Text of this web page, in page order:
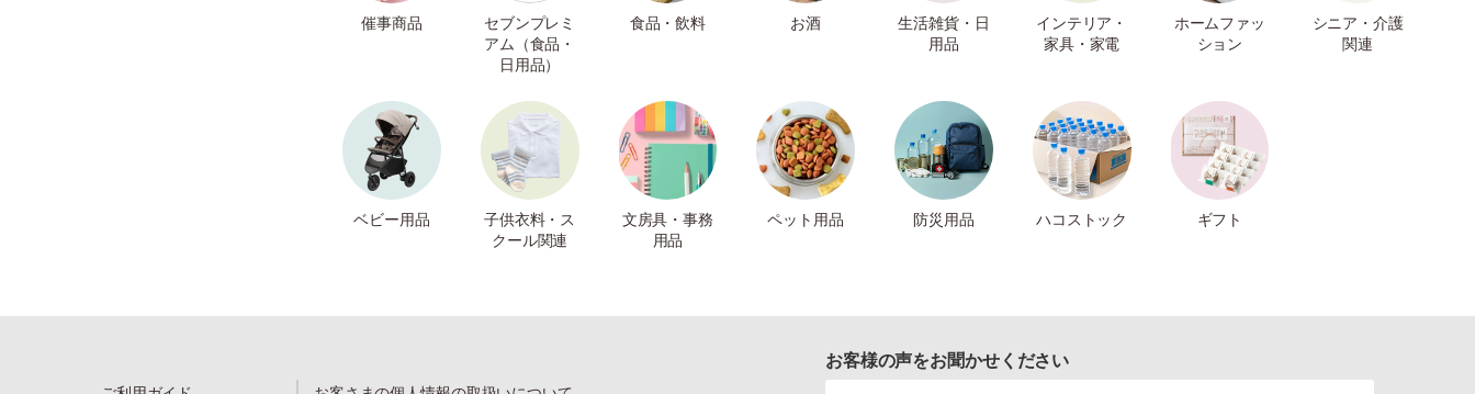
催事商品
セブンプレミ
アム（食品・
日用品）
食品・飲料 お酒
生活雑貨・日
用品
インテリア・
家具・家電
ホームファッ
ション
シニア・介護
関連
ベビー用品
子供衣料・ス
クール関連
文房具・事務
用品
ペット用品 防災用品 ハコストック ギフト
お客様の声をお聞かせください